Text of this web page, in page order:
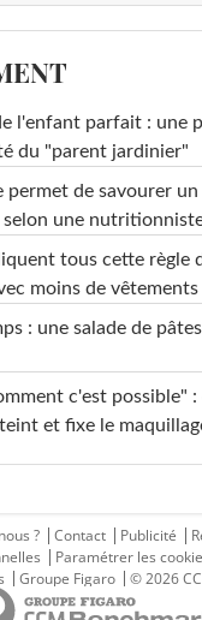
l'enfant parfait : une
du "parent jardinier"
permet de savourer
selon une
tous cette règle
moins de
: une salade de
c'est possible"
et fixe le
? Contact Publicité
Paramétrer les
Groupe Figaro © 2026